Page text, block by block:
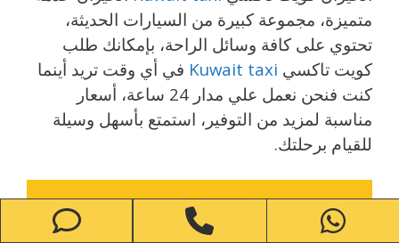
متميزة، مجموعة كبيرة من السيارات الحديثة،
تحتوي على كافة وسائل الراحة، بإمكانك طلب
كويت تاكسي Kuwait taxi في أي وقت تريد أينما
كنت فنحن نعمل علي مدار 24 ساعة، أسعار
مناسبة لمزيد من التوفير، استمتع بأسهل وسيلة
للقيام برحلتك.
WhatsApp